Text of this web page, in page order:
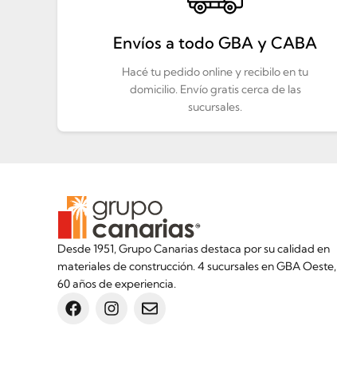
Envíos a todo GBA y CABA
Hacé tu pedido online y recibilo en tu
domicilio. Envío gratis cerca de las
sucursales.
Desde 1951, Grupo Canarias destaca por su calidad en
materiales de construcción. 4 sucursales en GBA Oeste,
60 años de experiencia.